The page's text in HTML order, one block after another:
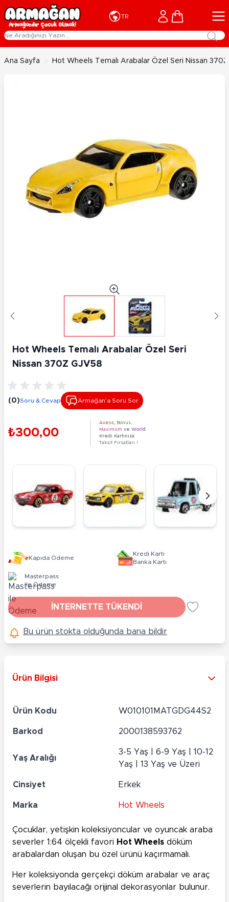
İçeriğe geç
TR Cart
Ana Sayfa > Hot Wheels Temalı Arabalar Özel Seri Nissan
Hot Wheels Temalı Arabalar Özel Seri
Nissan 370Z GJV58
(0)Soru & Cevap Armağan’a Soru Sor
₺300,00
Axess Bonus
Maximum ve World
Kredi Kartınıza
Taksit Fırsatları !
Kapıda Ödeme
Kredi Kartı
Banka Kartı
Masterpass
ile Ödeme
İNTERNETTE TÜKENDİ
Bu ürün stokta olduğunda bana bildir
Ürün Bilgisi
Ürün Kodu W010101MATGDG44S2
Barkod 2000138593762
Yaş Aralığı
3-5 Yaş | 6-9 Yaş | 10-12
Yaş | 13 Yaş ve Üzeri
Cinsiyet Erkek
Marka Hot Wheels
Çocuklar, yetişkin koleksiyoncular ve oyuncak araba
severler 1:64 ölçekli favori Hot Wheels döküm
arabalardan oluşan bu özel ürünü kaçırmamalı.
Her koleksiyonda gerçekçi döküm arabalar ve araç
severlerin bayılacağı orijinal dekorasyonlar bulunur.